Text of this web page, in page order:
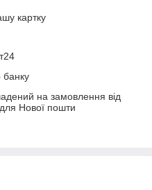
картку
банку
на замовлення від
Нової пошти